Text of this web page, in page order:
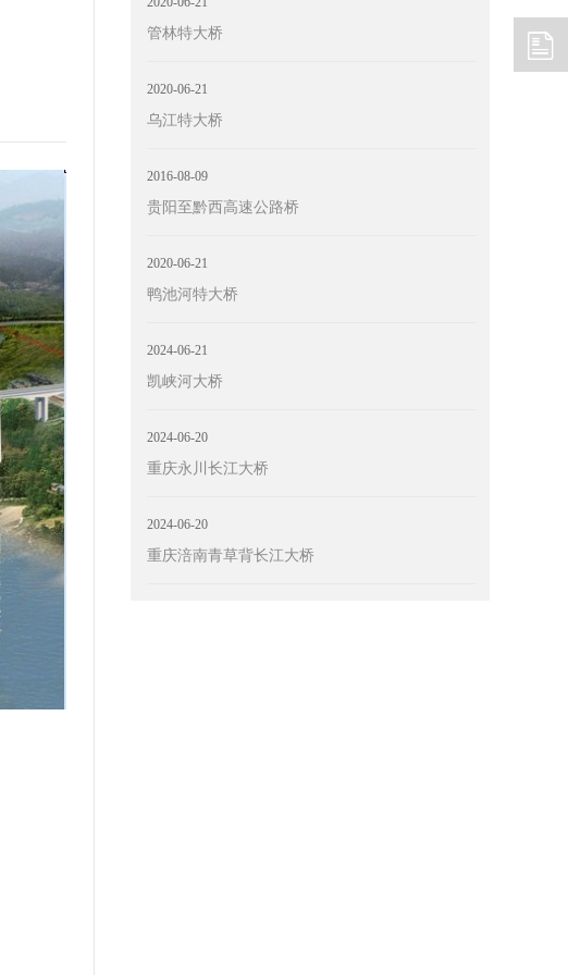
管林特大桥
2020-06-21
乌江特大桥
2016-08-09
贵阳至黔西高速公路桥
2020-06-21
鸭池河特大桥
2024-06-21
凯峡河大桥
2024-06-20
重庆永川长江大桥
2024-06-20
重庆涪南青草背长江大桥